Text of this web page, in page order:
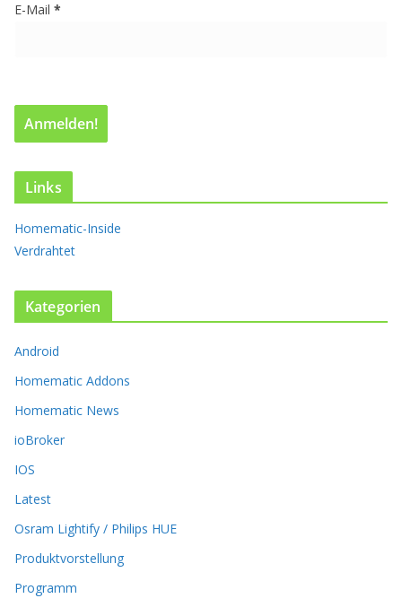
e
r
a
e
n
u
.
e
p
t
o
n
n
k
n
e
E-Mail *
Links
Homematic-Inside
Verdrahtet
Kategorien
Android
Homematic Addons
Homematic News
ioBroker
IOS
Latest
Osram Lightify / Philips HUE
Produktvorstellung
Programm